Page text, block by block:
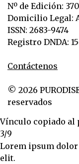
Nº de Edición:
Domicilio Legal:
ISSN: 2683-9474
Registro DNDA:
Contáctenos
© 2026
reservados
Vínculo copiado al
3/9
Lorem ipsum
elit.